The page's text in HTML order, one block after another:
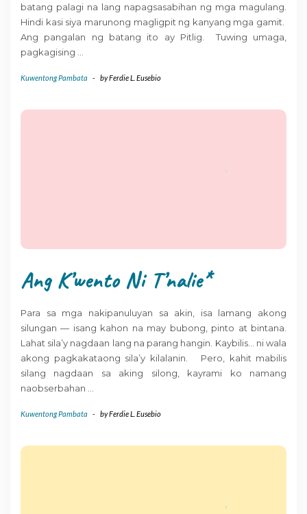
batang palagi na lang napagsasabihan ng mga magulang.
Hindi kasi siya marunong magligpit ng kanyang mga gamit.
Ang pangalan ng batang ito ay Pitlig. Tuwing umaga,
pagkagising
Kuwentong Pambata - byFerdie L. Eusebio
Ang K’wento Ni T’nalie*
Para sa mga nakipanuluyan sa akin, isa lamang akong
silungan — isang kahon na may bubong, pinto at bintana.
Lahat sila’y nagdaan lang na parang hangin. Kaybilis… ni wala
akong pagkakataong sila’y kilalanin. Pero, kahit mabilis
silang nagdaan sa aking silong, kayrami ko namang
naobserbahan
Kuwentong Pambata - byFerdie L. Eusebio